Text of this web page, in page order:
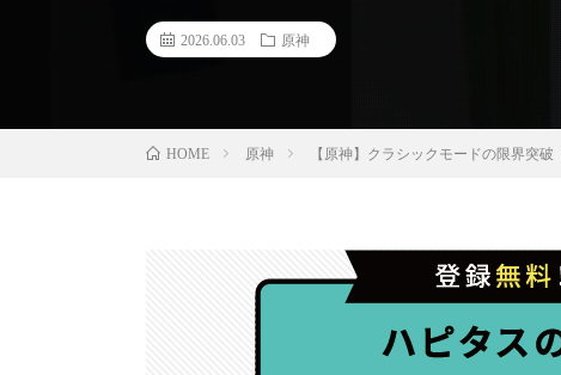
2026.06.03 原神
HOME 原神 【原神】クラシックモードの限界突